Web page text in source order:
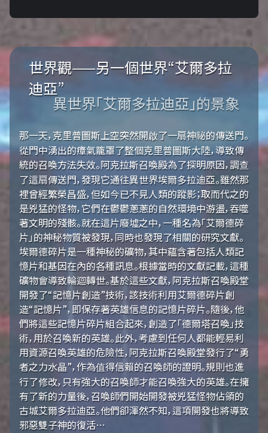
世界觀——另一個世界“艾爾多拉
迪亞”
異世界「艾爾多拉迪亞」的景象
那一天，克里普圖斯上空突然開啟了一扇神祕的傳送門。
從門中湧出的瘴氣籠罩了整個克里普圖斯大陸，導致傳
統的召喚方法失效。阿克拉斯召喚殿為了探明原因，調查
了這扇傳送門，發現它通往異世界埃爾多拉迪亞。雖然那
裡曾經繁榮昌盛，但如今已不見人類的蹤影；取而代之的
是兇猛的怪物，它們在鬱鬱蔥蔥的自然環境中游盪，吞噬
著文明的殘骸。就在這片廢墟之中，一種名為「艾爾德碎
片」的神秘物質被發現，同時也發現了相關的研究文獻。
埃爾德碎片是一種神秘的礦物，其中蘊含著包括人類記
憶片和基因在內的各種訊息。根據當時的文獻記載，這種
礦物會導致輪迴轉世。基於這些文獻，阿克拉斯召喚殿堂
開發了“記憶片創造”技術，該技術利用艾爾德碎片創
造“記憶片”，即保存著英雄信息的記憶片碎片。隨後，他
們將這些記憶片碎片組合起來，創造了「德爾塔召喚」技
術，用於召喚新的英雄。此外，考慮到任何人都能輕易利
用資源召喚英雄的危險性，阿克拉斯召喚殿堂發行了“勇
者之力水晶”，作為值得信賴的召喚師的證明。規則也進
行了修改，只有強大的召喚師才能召喚強大的英雄。在擁
有了新的力量後，召喚師們開始開發被兇猛怪物佔領的
古城艾爾多拉迪亞。他們卻渾然不知，這項開發也將導致
邪惡雙子神的復活…